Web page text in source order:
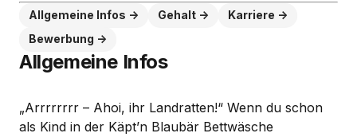
Allgemeine Infos Gehalt
Karriere
Bewerbung
Allgemeine Infos
„Arrrrrrrr – Ahoi, ihr Landratten!“ Wenn du schon
als Kind in der Käpt’n Blaubär Bettwäsche